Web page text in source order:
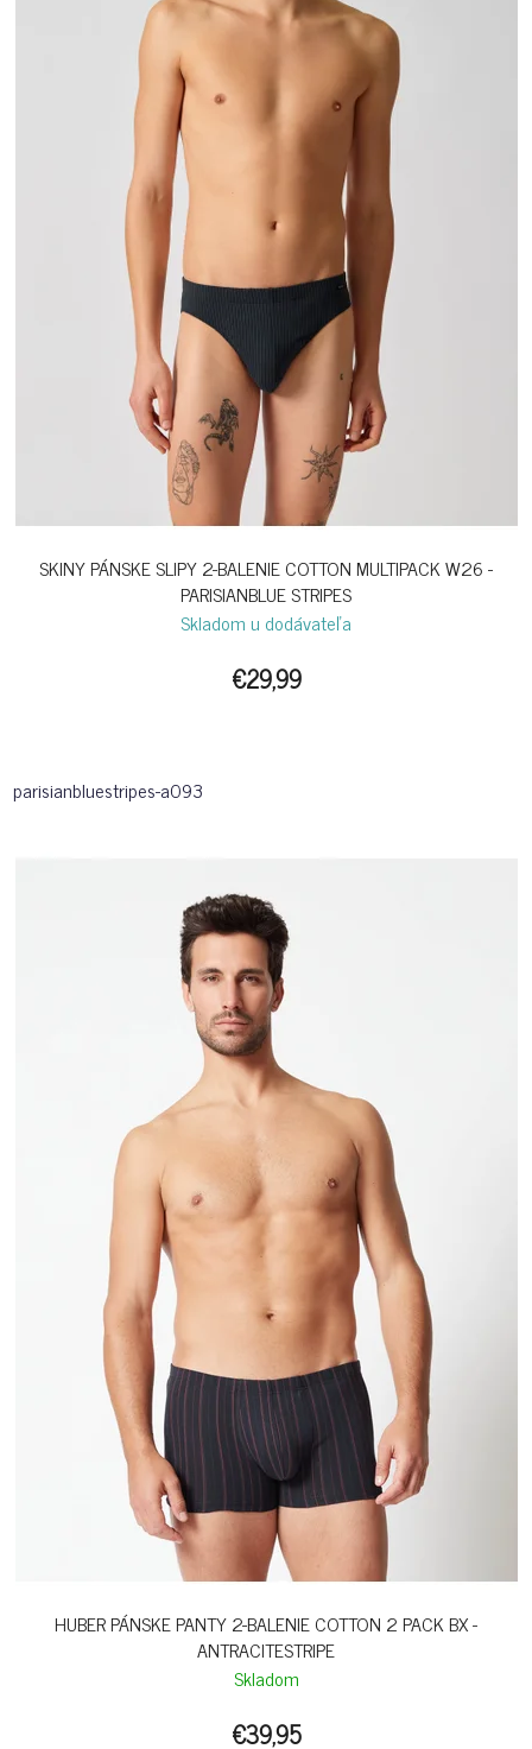
SKINY PÁNSKE SLIPY 2-BALENIE COTTON MULTIPACK W26 -
PARISIANBLUE STRIPES
Skladom u dodávateľa
€29,99
parisianbluestripes-a093
HUBER PÁNSKE PANTY 2-BALENIE COTTON 2 PACK BX -
ANTRACITESTRIPE
Skladom
€39,95